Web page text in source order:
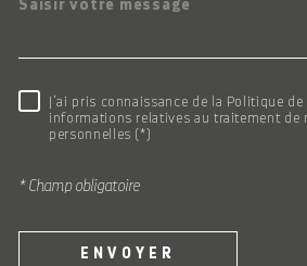
J'ai pris connaissance de la Politique
informations relatives au traitement de
personnelles (*)
* Champ obligatoire
ENVOYER